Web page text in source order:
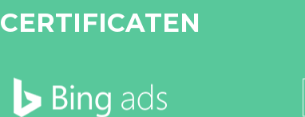
CERTIFICATEN